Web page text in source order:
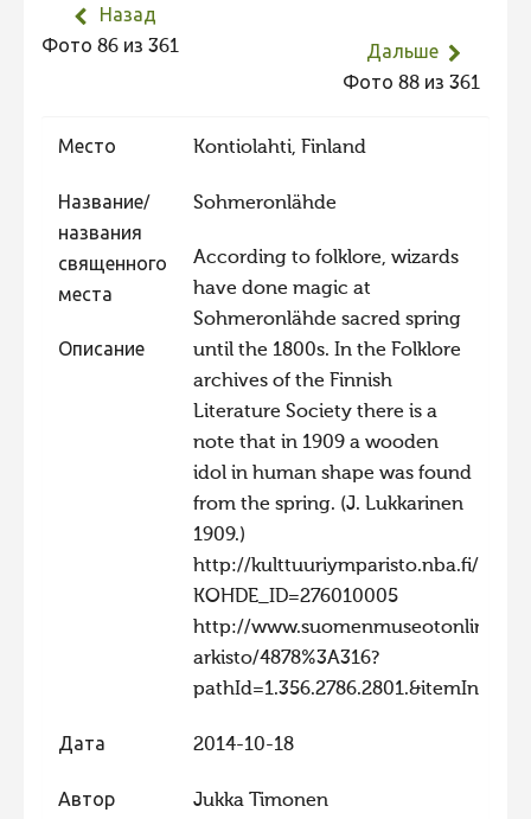
Не учитываются 2022
Видео 2021
Фотоконкурс 2020
Видео 2020
Фотоконкурс 2019
Фотоконкурс 2018
Фотоконкурс 2017
Фотоконкурс 2016
Фотоконкурс 2015
Фотоконкурс 2014
Фотоконкурс 2013
Фотоконкурс 2012
Фотоконкурс 2010
Фотоконкурс 2009
Фотоконкурс 2008
Назад
Фото 86 из 361
Дальше
Фото 88 из 361
Место Kontiolahti, Finland
Название/
названия
священного
места
Sohmeronlähde
Описание
According to folklore, wizards
have done magic at
Sohmeronlähde sacred spring
until the 1800s. In the Folklore
archives of the Finnish
Literature Society there is a
note that in 1909 a wooden
idol in human shape was found
from the spring. (J. Lukkarinen
1909.)
http://kulttuuriymparisto.nba.fi/
KOHDE_ID=276010005
http://www.suomenmuseotonline.fi/
arkisto/4878%3A316?
Дата 2014-10-18
Автор Jukka Timonen